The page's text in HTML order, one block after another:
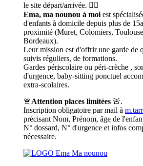
le site départ/arrivée. 🦹‍♀️
Ema, ma nounou à moiest
d'enfants à domicile depuis plus de
proximité (Muret, Colomiers,
Bordeaux).
Leur mission est d'offrir une garde de
suivis réguliers, de formations.
Gardes périscolaire ou péri-crèche ,
d'urgence, baby-sitting ponctuel
extra-scolaires.
🚨Attention places limitées 🚨.
Inscription obligatoire par mail à
précisant Nom, Prénom, âge de
N° dossard, N° d'urgence et infos
nécessaire.